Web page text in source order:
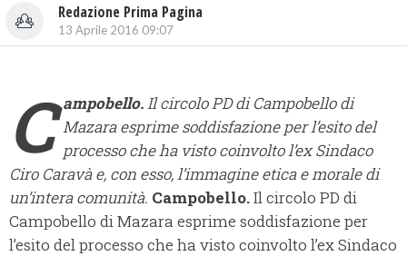
Redazione Prima Pagina
13 Aprile 2016 09:07
C ampobello.Il circolo PD di Campobello di
Mazara esprime soddisfazione per l’esito del
processo che ha visto coinvolto l’ex Sindaco
Ciro Caravà e, con esso, l’immagine etica e morale di
un’intera comunità. Campobello.Il circolo PD di
Campobello di Mazara esprime soddisfazione per
l’esito del processo che ha visto coinvolto l’ex Sindaco